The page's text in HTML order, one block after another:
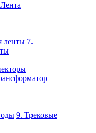
7.
9. Трековые